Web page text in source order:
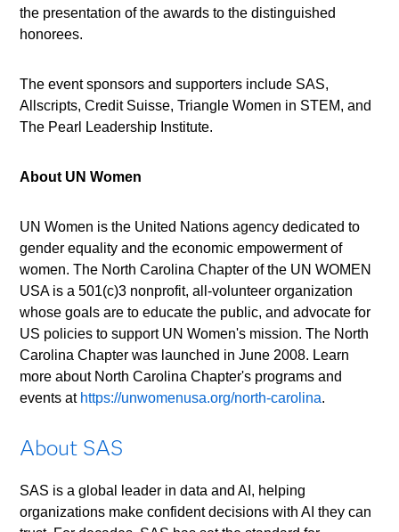
the presentation of the awards to the distinguished
honorees.
The event sponsors and supporters include SAS,
Allscripts, Credit Suisse, Triangle Women in STEM, and
The Pearl Leadership Institute.
About UN Women
UN Women is the United Nations agency dedicated to
gender equality and the economic empowerment of
women. The North Carolina Chapter of the UN WOMEN
USA is a 501(c)3 nonprofit, all-volunteer organization
whose goals are to educate the public, and advocate for
US policies to support UN Women's mission. The North
Carolina Chapter was launched in June 2008. Learn
more about North Carolina Chapter's programs and
events at https://unwomenusa.org/north-carolina.
About SAS
SAS is a global leader in data and AI, helping
organizations make confident decisions with AI they can